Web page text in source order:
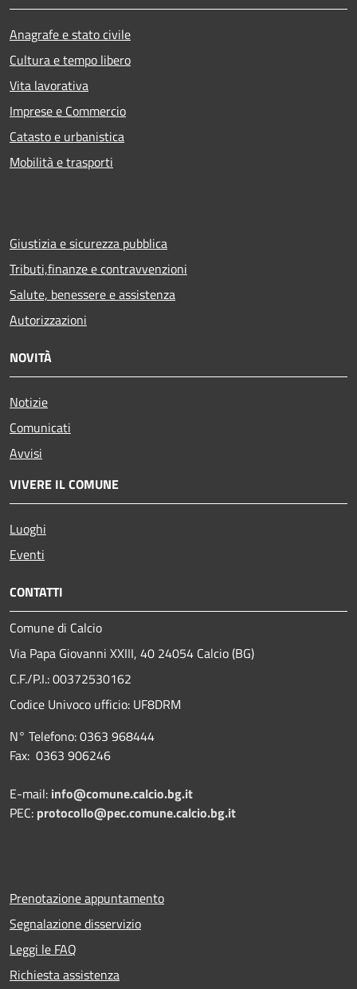
Anagrafe e stato civile
Cultura e tempo libero
Vita lavorativa
Imprese e Commercio
Catasto e urbanistica
Mobilità e trasporti
Giustizia e sicurezza pubblica
Tributi,finanze e contravvenzioni
Salute, benessere e assistenza
Autorizzazioni
NOVITÀ
Notizie
Comunicati
Avvisi
VIVERE IL COMUNE
Luoghi
Eventi
CONTATTI
Comune di Calcio
Via Papa Giovanni XXIII, 40 24054 Calcio (BG)
C.F./P.I.: 00372530162
Codice Univoco ufficio: UF8DRM
N° Telefono: 0363 968444
Fax: 0363 906246
E-mail: info@comune.calcio.bg.it
PEC: protocollo@pec.comune.calcio.bg.it
Prenotazione appuntamento
Segnalazione disservizio
Leggi le FAQ
Richiesta assistenza